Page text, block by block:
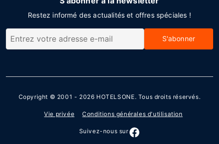
Restez informé des actualités et offres spéciales !
S'abonner
Copyright © 2001 - 2026 HOTELSONE. Tous droits réservés.
Vie privée Conditions générales d'utilisation
Suivez-nous sur